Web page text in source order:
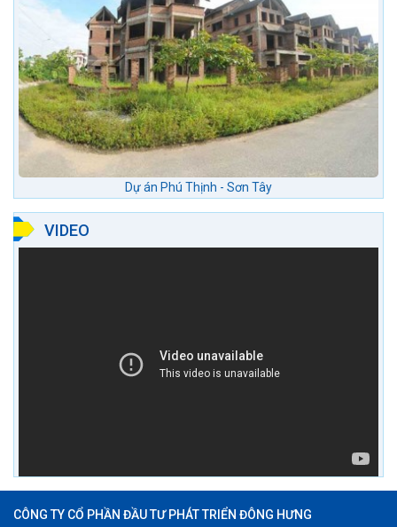
Dự án Phú Thịnh - Sơn Tây
VIDEO
CÔNG TY CỔ PHẦN ĐẦU TƯ PHÁT TRIỂN ĐÔNG HƯNG